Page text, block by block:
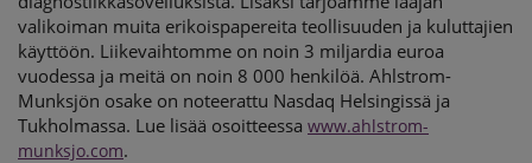
valikoiman muita erikoispapereita teollisuuden ja kuluttajien
käyttöön. Liikevaihtomme on noin 3 miljardia euroa
vuodessa ja meitä on noin 8 000 henkilöä. Ahlstrom-
Munksjön osake on noteerattu Nasdaq Helsingissä ja
Tukholmassa. Lue lisää osoitteessa www.ahlstrom-
munksjo.com.